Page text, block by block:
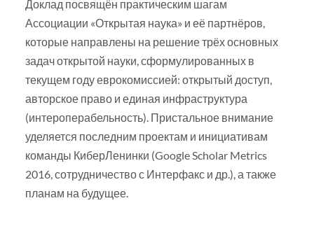
Доклад посвящён практическим шагам
Ассоциации «Открытая наука» и её партнёров,
которые направлены на решение трёх основных
задач открытой науки, сформулированных в
текущем году еврокомиссией: открытый доступ,
авторское право и единая инфраструктура
(интероперабельность). Пристальное внимание
уделяется последним проектам и инициативам
команды КиберЛенинки (Google Scholar Metrics
2016, сотрудничество с Интерфакс и др.), а также
планам на будущее.